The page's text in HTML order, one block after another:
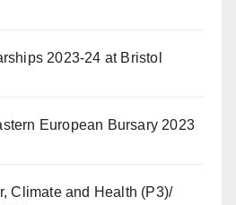
2023-24 at Bristol
European Bursary 2023
Climate and Health (P3)/